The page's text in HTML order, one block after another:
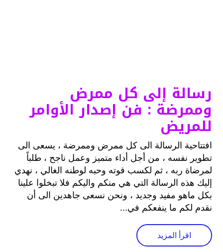
رسالة إلى كل ممرض
وممرضة : فن إصدار الأوامر
للمريض
افتتاحية الرسالة الى كل ممرض وممرضة ، يسعى الى
تطوير نفسه ، من أجل أداء متميز وعمل ناجح ، طلباً
لمرضاة ربه ، ثم لكسب قوته وحبه لوطنه الغالي ، نهدي
إليك هذه الرسالة التي هي منكم واليكم فلا تبخلوا علينا
بكل ماهو مفيد وجديد ، ونحن نسعى جاهدين الى أن
نقدم لكم ما ينفعكم في...
اقرأ المزيد